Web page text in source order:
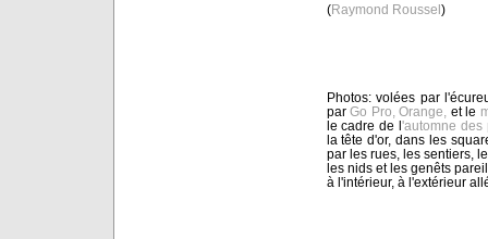
(Raymond Roussel)
Photos: volées par
parGo Pro, Orange, et le
le cadre de l'automne des
la tête d'or, dans les
par les rues, les sentiers,
les nids et les genêts
à l'intérieur, à l'extérieur